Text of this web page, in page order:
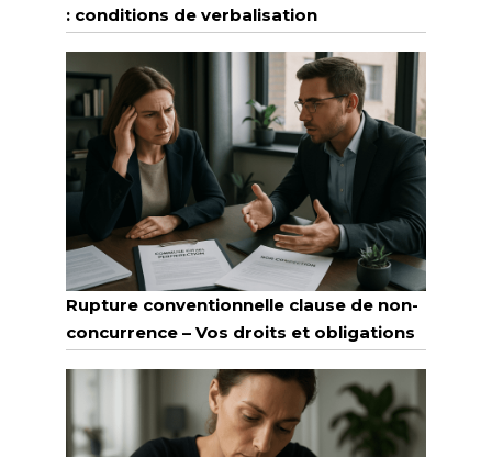
: conditions de verbalisation
Rupture conventionnelle clause de non-
concurrence – Vos droits et obligations